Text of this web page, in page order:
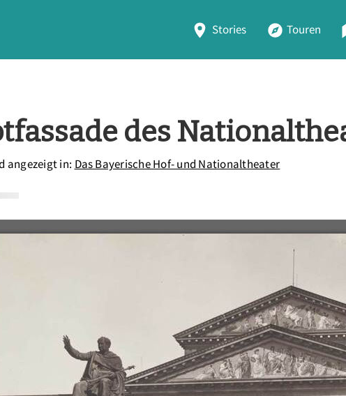
Stories Touren
des
angezeigt in: Das Bayerische Hof- und Nationaltheater